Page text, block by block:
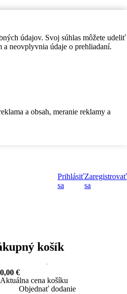
údajov. Svoj súhlas môžete udeliť
neovplyvnia údaje o prehliadaní.
a obsah, meranie reklamy a
Prihlásiť
sa
Zaregistrovať
sa
košík
0,00 €Aktuálna cena košíku
0,00 €
Aktuálna cena košíku
Objednať dodanie